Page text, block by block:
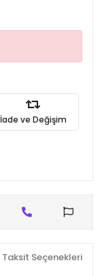
İade ve Değişim
Taksit Seçenekleri